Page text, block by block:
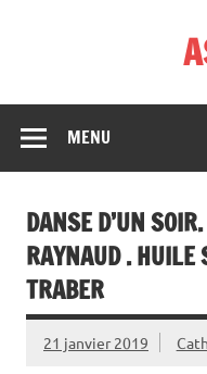
MENU
DANSE D’UN
RAYNAUD . HUILE
TRABER
21 janvier 2019